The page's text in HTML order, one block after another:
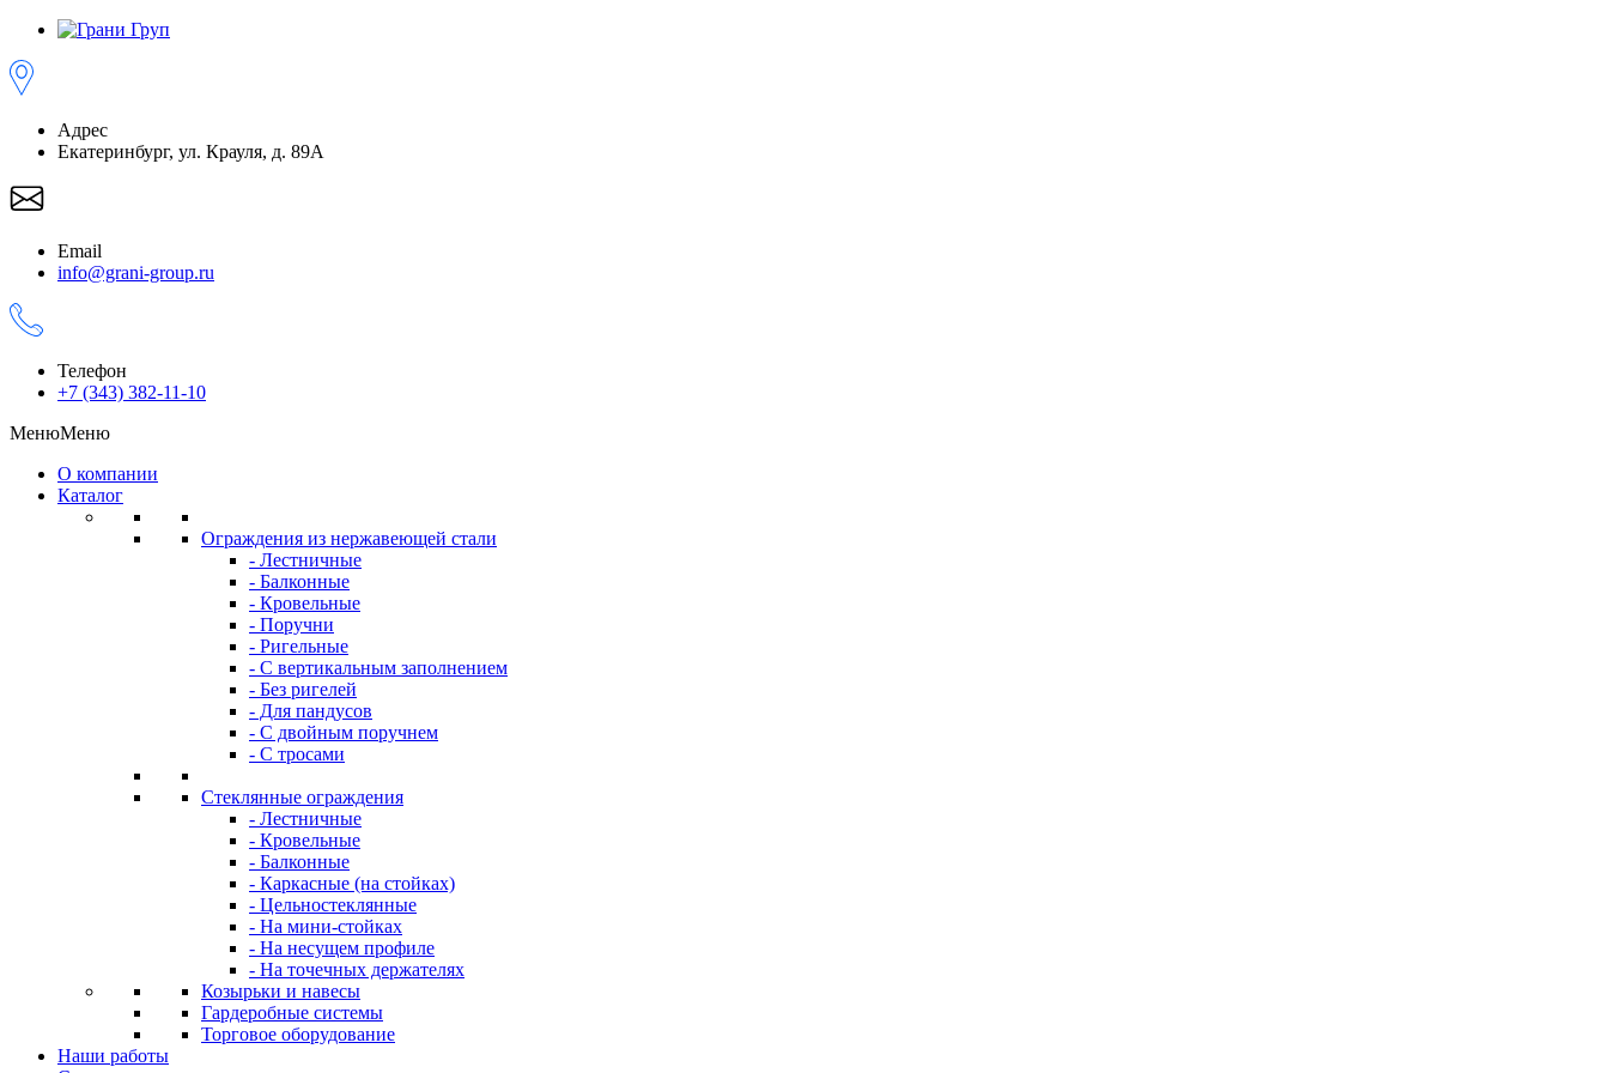
Адрес
Екатеринбург, ул. Крауля, д. 89А
Email
info@grani-group.ru
Телефон
+7 (343) 382-11-10
МенюМеню
О компании
Каталог
Ограждения из нержавеющей стали
- Лестничные
- Балконные
- Кровельные
- Поручни
- Ригельные
- С вертикальным заполнением
- Без ригелей
- Для пандусов
- С двойным поручнем
- С тросами
Стеклянные ограждения
- Лестничные
- Кровельные
- Балконные
- Каркасные (на стойках)
- Цельностеклянные
- На мини-стойках
- На несущем профиле
- На точечных держателях
Козырьки и навесы
Гардеробные системы
Торговое оборудование
Наши работы